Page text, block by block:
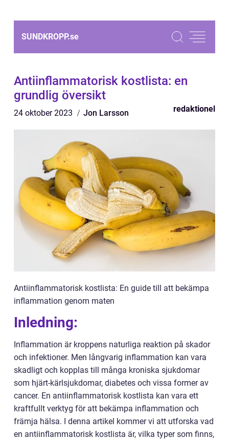
SUNDKROPP.se
Antiinflammatorisk kostlista: en
grundlig översikt
24 oktober 2023 Jon Larsson redaktionel
Antiinflammatorisk kostlista: En guide till att bekämpa
inflammation genom maten
Inledning:
Inflammation är kroppens naturliga reaktion på skador
och infektioner. Men långvarig inflammation kan vara
skadligt och kopplas till många kroniska sjukdomar
som hjärt-kärlsjukdomar, diabetes och vissa former av
cancer. En antiinflammatorisk kostlista kan vara ett
kraftfullt verktyg för att bekämpa inflammation och
främja hälsa. I denna artikel kommer vi att utforska vad
en antiinflammatorisk kostlista är, vilka typer som finns,